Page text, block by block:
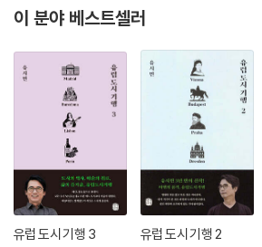
83. 다른 것은 다 속일 수 있어도 문장은 속이지
84. 도를 논하고 큰일을 판단하는 정승의 직분
85. 실현되지 않는 복선화음福善禍淫의 이치
86. 공론을 두려워한 소인들의 거짓된 공명심
87. 승급陞級과 가자加資의 잘못된 관행
88. 인목대비 폐모론에 관한 한강寒岡 정구鄭
89. 자字 대신 이름을 쓴 이발李潑에게 보낸 편
90. 용주 조경의 삼전도비를 기롱한 시
91. 오상렴이 지은 〈삼전도비〉 시
92. 우암 송시열을 향한 소론 측의 비난
93. 몽와夢窩 김창집金昌集을 향한 소론의 공격
이번에 출간된 『조선후기 한문비평』은 중국의
가들로부터 우리나라의 시문대가들에 이르기
학에 관한 탁월한 비판을 다루고 있는데, 한문
에게도 우리나라 한문학의 맥을 살필 수 있는
이 분야 베스트셀러
유럽 도시 기행 3 유럽 도시 기행 2